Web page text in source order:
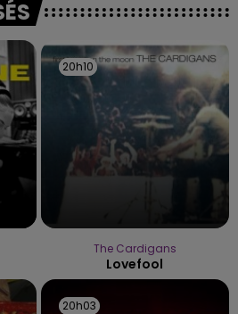
20h10
20h10
The Cardigans
Lovefool
20h03
20h03